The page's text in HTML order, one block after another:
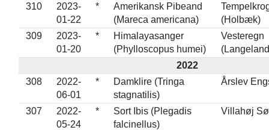
310
2023-
01-22
*
Amerikansk Pibeand
(Mareca americana)
(Holbæk)
309
2023-
01-20
*
Himalayasanger
(Phylloscopus humei)
Vesteregn
2022
308
2022-
06-01
*
Damklire (Tringa
stagnatilis)
Årslev
307
2022-
05-24
*
Sort Ibis (Plegadis
falcinellus)
Villahøj